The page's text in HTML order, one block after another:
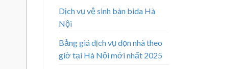
Dịch vụ vệ sinh bàn bida Hà
Nội
Bảng giá dịch vụ dọn nhà theo
giờ tại Hà Nội mới nhất 2025